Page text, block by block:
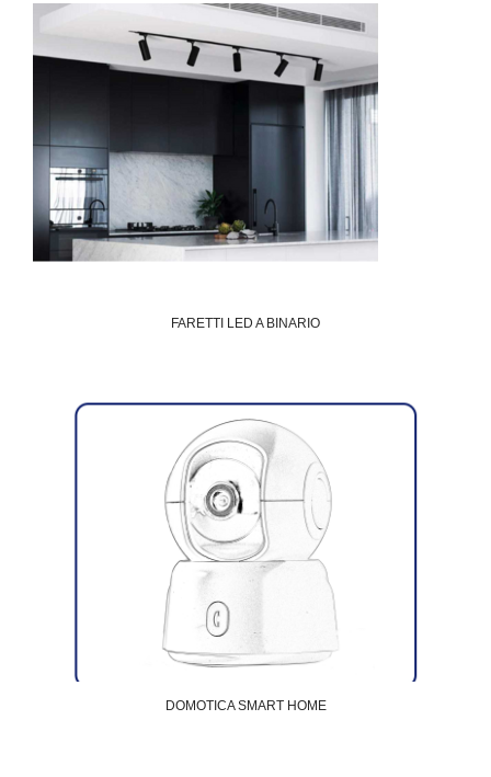
FARETTI LED A BINARIO
DOMOTICA SMART HOME